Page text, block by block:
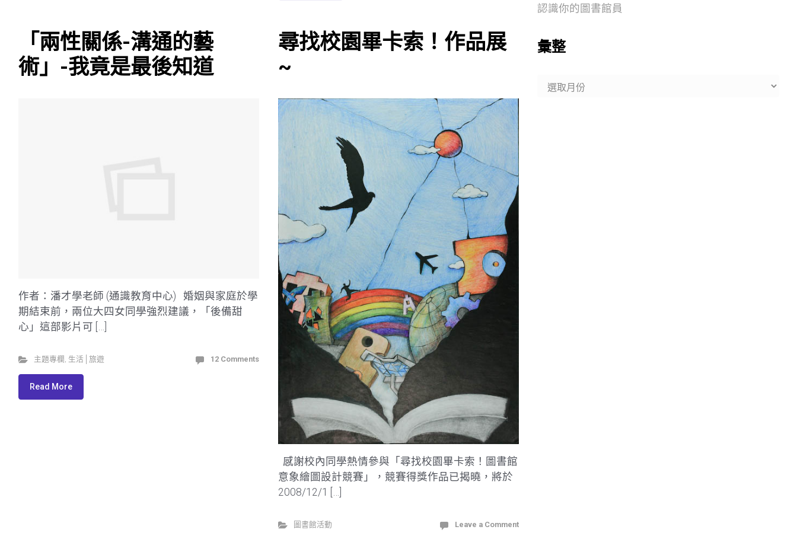
「兩性關係-溝通的藝
術」-我竟是最後知道
作者：潘才學老師 (通識教育中心) 婚姻與家庭於學
期結束前，兩位大四女同學強烈建議，「後備甜
心」這部影片可 […]
主題專欄 , 生活│旅遊 12 Comments
Read More
尋找校園畢卡索！作品展
~
感謝校內同學熱情參與「尋找校園畢卡索！圖書館
意象繪圖設計競賽」，競賽得獎作品已揭曉，將於
2008/12/1 […]
圖書館活動 Leave a Comment
認識你的圖書館員
彙整